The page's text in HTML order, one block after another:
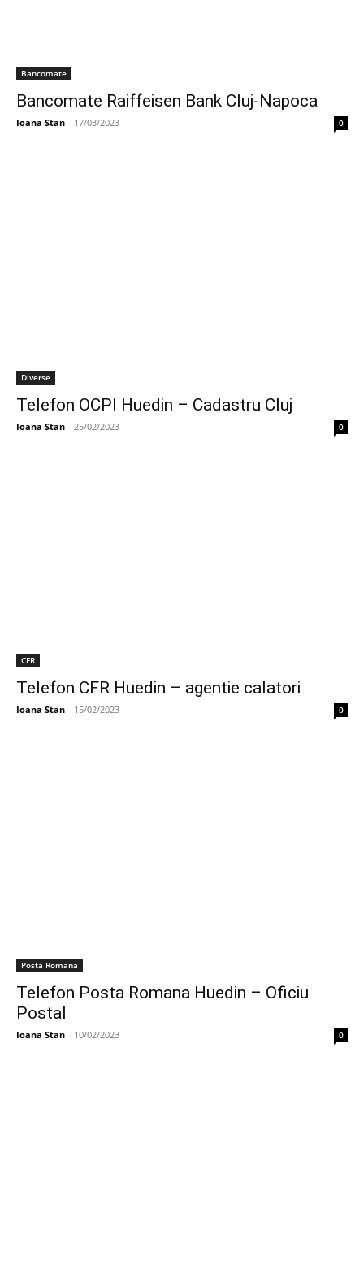
Bancomate
Bancomate Raiffeisen Bank Cluj-Napoca
Ioana Stan - 17/03/2023 0
Diverse
Telefon OCPI Huedin – Cadastru Cluj
Ioana Stan - 25/02/2023 0
CFR
Telefon CFR Huedin – agentie calatori
Ioana Stan - 15/02/2023 0
Posta Romana
Telefon Posta Romana Huedin – Oficiu
Postal
Ioana Stan - 10/02/2023 0